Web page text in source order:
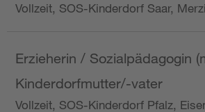
Vollzeit, SOS-Kinderdorf Saar,
Erzieherin / Sozialpädagogin
Kinderdorfmutter/-vater
Vollzeit, SOS-Kinderdorf Pfalz,